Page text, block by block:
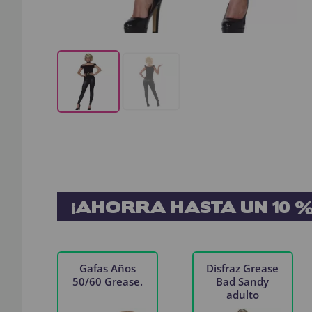
¡AHORRA HASTA UN 10
Gafas Años
50/60 Grease.
Disfraz Grease
Bad Sandy
adulto